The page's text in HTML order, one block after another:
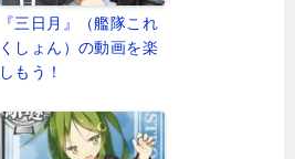
『三日月』（艦隊これ
くしょん）の動画を楽
しもう！